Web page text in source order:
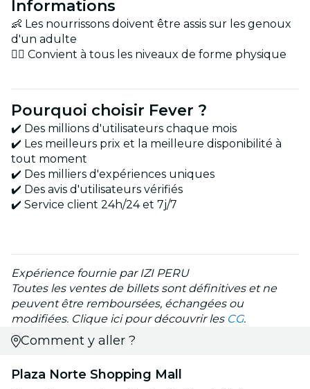
Informations
👶 Les nourrissons doivent être assis sur les genoux
d'un adulte
🏋️‍♂️ Convient à tous les niveaux de forme physique
Pourquoi choisir Fever ?
✔️ Des millions d'utilisateurs chaque mois
✔️ Les meilleurs prix et la meilleure disponibilité à
tout moment
✔️ Des milliers d'expériences uniques
✔️ Des avis d'utilisateurs vérifiés
✔️ Service client 24h/24 et 7j/7
Expérience fournie par IZI PERU
Toutes les ventes de billets sont définitives et ne
peuvent être remboursées, échangées ou
modifiées. Clique ici pour découvrir les CG.
Comment y aller ?
Plaza Norte Shopping Mall